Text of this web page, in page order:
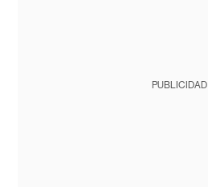
PUBLICIDAD